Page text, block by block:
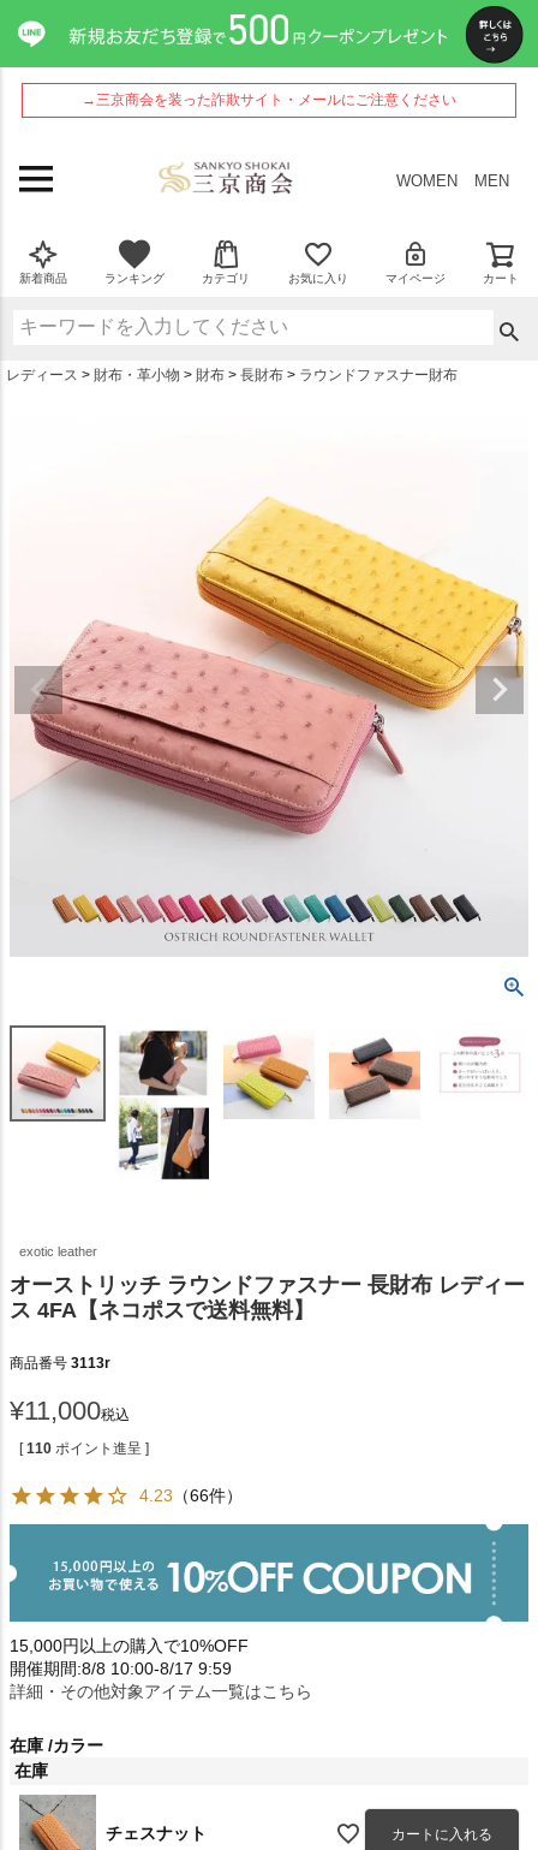
→三京商会を装った詐欺サイト・メールにご注意ください
WOMEN MEN
新着商品 ランキング カテゴリ お気に入り マイページ カート
レディース 財布・革小物 財布 長財布 ラウンドファスナー財布
exotic leather
オーストリッチ ラウンドファスナー 長財布 レディー
ス 4FA【ネコポスで送料無料】
商品番号 3113r
¥11,000税込
[ 110 ポイント進呈 ]
4.23 （66件）
15,000円以上の購入で10%OFF
開催期間:8/8 10:00-8/17 9:59
詳細・その他対象アイテム一覧はこちら
在庫 カラー
在庫
チェスナット カートに入れる
ペー
ジト
ップ
へ